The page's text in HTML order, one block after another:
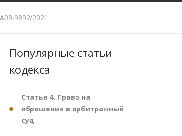
9892/2021
Популярные статьи
кодекса
Статья 4. Право на
обращение в арбитражный
суд